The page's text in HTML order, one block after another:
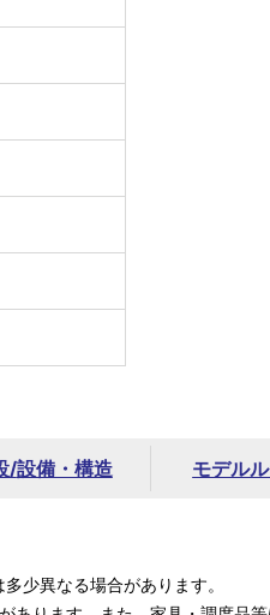
/設備・構造 モデル
少異なる場合があります。